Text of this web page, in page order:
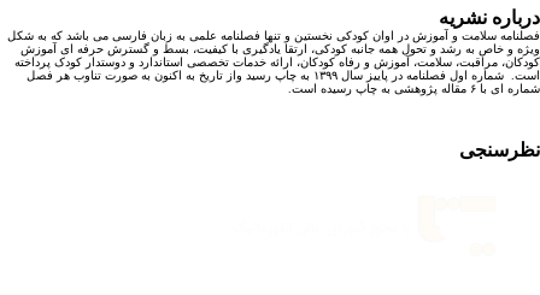
نشریه
سلامت و آموزش در اوان کودکی نخستین و تنها فصلنامه علمی به زبان فارسی می باشد که به شکل
و خاص به رشد و تحول همه جانبه کودکی، ارتقا یادگیری با کیفیت، بسط و گسترش حرفه ای آموزش
مراقبت، سلامت، آموزش و رفاه کودکان، ارائه خدمات تخصصی استاندارد و دوستدار کودک پرداخته
است. شماره اول فصلنامه در پاییز سال ۱۳۹۹ به چاپ رسید واز تاریخ به اکنون به صورت تناوب هر فصل
۶ مقاله پژوهشی به چاپ رسیده است.